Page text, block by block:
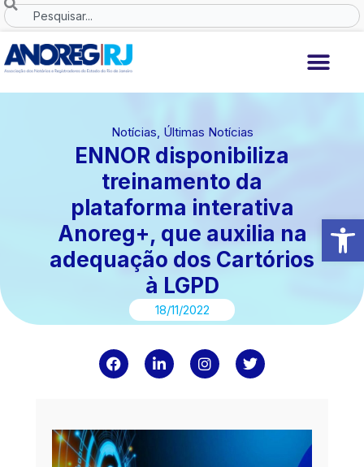
Abrir
Ir
o
Search
Notícias, Últimas Notícias
ENNOR disponibiliza
treinamento da
plataforma interativa
Anoreg+, que auxilia na
adequação dos Cartórios
à LGPD
18/11/2022
F
a
o
o
k
L
i
d
I
n
g
T
w
e